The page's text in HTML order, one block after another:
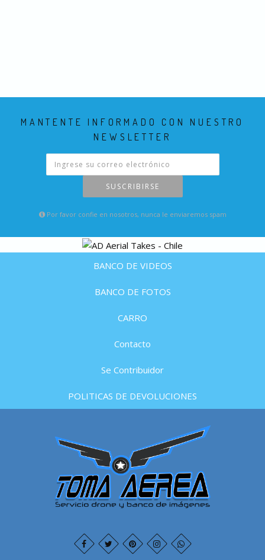
MANTENTE INFORMADO CON NUESTRO
NEWSLETTER
SUSCRIBIRSE
Por favor confie en nosotros, nunca le enviaremos spam
BANCO DE VIDEOS
BANCO DE FOTOS
CARRO
Contacto
Se Contribuidor
POLITICAS DE DEVOLUCIONES